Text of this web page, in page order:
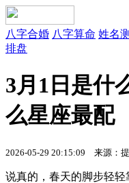
八字合婚 八字算命 姓名
排盘
3月1日是什
么星座最配
2026-05-29 20:15:09 来源：
说真的，春天的脚步轻